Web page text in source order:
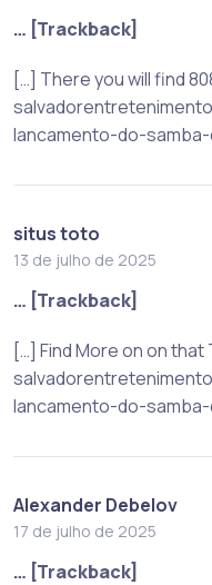
… [Trackback]
[…] There you will find
lancamento-do-
situs toto
13 de julho de 2025
… [Trackback]
[…] Find More on on that
lancamento-do-
Alexander Debelov
17 de julho de 2025
… [Trackback]